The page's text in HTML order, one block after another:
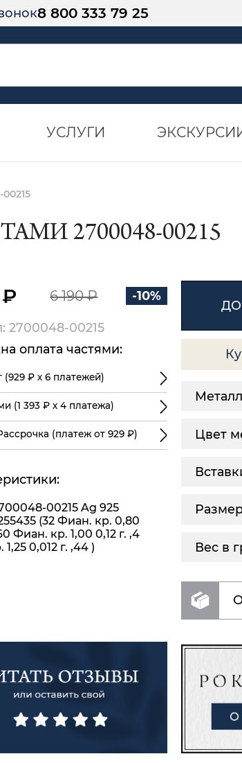
8 800 333 79 25
УСЛУГИ
2700048-00215
₽ 6 190 ₽ -10%
2700048-00215
оплата частями:
(929 ₽ х 6 платежей)
(1 393 ₽ х 4 платежа)
(платеж от 929 ₽)
00215 Ag 925
(32 Фиан. кр. 0,80
Фиан. кр. 1,00 0,12 г. ,4
0,012 г. ,44 )
Металл
Цвет
Вес в